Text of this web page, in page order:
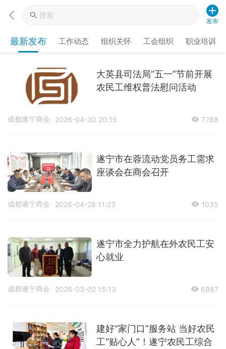
发布
最新发布 工作动态 组织关怀 工会组织 职业培训
大英县司法局“五一”节前开展
农民工维权普法慰问活动
成都遂宁商会 2026-04-30 20:15 7788
遂宁市在蓉流动党员务工需求
座谈会在商会召开
成都遂宁商会 2026-04-28 11:23 1035
遂宁市全力护航在外农民工安
心就业
成都遂宁商会 2026-03-02 15:13 6987
建好“家门口”服务站 当好农民
工“贴心人”！遂宁农民工综合